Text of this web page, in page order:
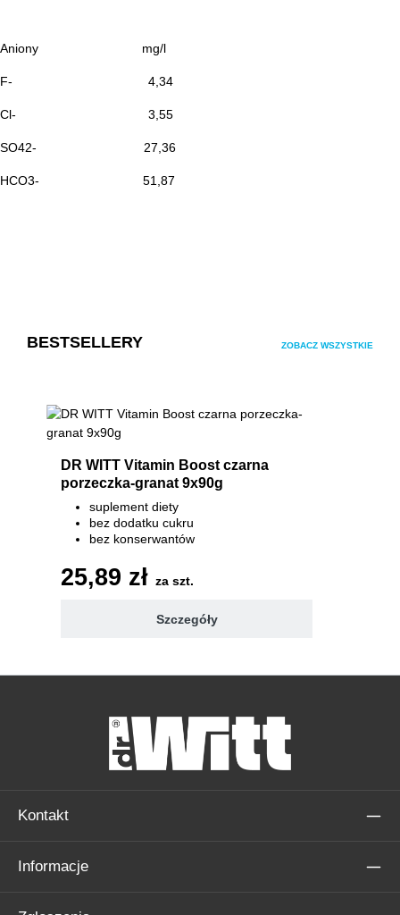
Aniony mg/l
F- 4,34
Cl- 3,55
SO42- 27,36
HCO3- 51,87
Pomiń galerię produktów
BESTSELLERY ZOBACZ WSZYSTKIE
DR WITT Vitamin Boost czarna
porzeczka-granat 9x90g
suplement diety
bez dodatku cukru
bez konserwantów
25,89 zł za szt.
Szczegóły
Kontakt
Informacje